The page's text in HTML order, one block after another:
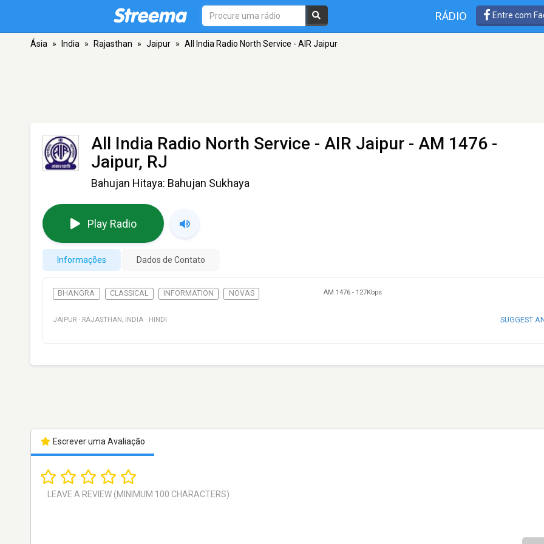
RÁDIO Entre com
Ásia » India » Rajasthan » Jaipur » All India Radio North Service - AIR Jaipur
All India Radio North Service - AIR Jaipur - AM 1476 -
Jaipur, RJ
Bahujan Hitaya: Bahujan Sukhaya
Play Radio
Informações Dados de Contato
BHANGRA CLASSICAL INFORMATION NOVAS AM 1476 - 127Kbps
JAIPUR · RAJASTHAN , INDIA · HINDI SUGGEST
Escrever uma Avaliação